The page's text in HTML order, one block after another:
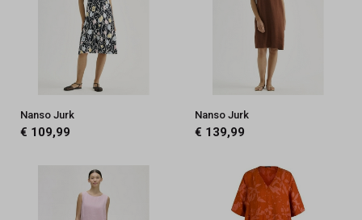
Nanso Jurk
€ 109,99
Nanso Jurk
€ 139,99